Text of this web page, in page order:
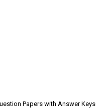
Papers with Answer Keys